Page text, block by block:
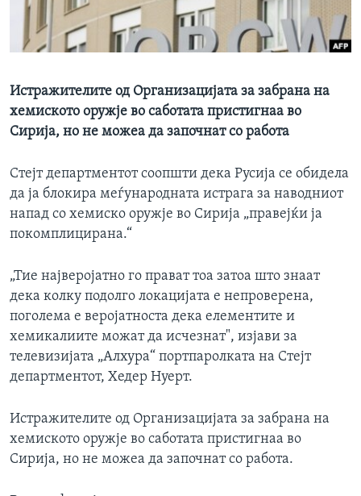
ИНТЕРВЈУА
Јазици
Истражителите од Организацијата за забрана на
хемиското оружје во саботата пристигнаа во
Сирија, но не можеа да започнат со работа
Стејт департментот соопшти дека Русија се обидела
да ја блокира меѓународната истрага за наводниот
напад со хемиско оружје во Сирија „правејќи ја
покомплицирана.“
„Тие најверојатно го прават тоа затоа што знаат
дека колку подолго локацијата е непроверена,
поголема е веројатноста дека елементите и
хемикалиите можат да исчезнат", изјави за
телевизијата „Алхура“ портпаролката на Стејт
департментот, Хедер Нуерт.
Истражителите од Организацијата за забрана на
хемиското оружје во саботата пристигнаа во
Сирија, но не можеа да започнат со работа.